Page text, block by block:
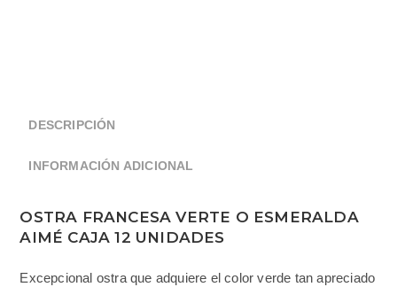
DESCRIPCIÓN
INFORMACIÓN ADICIONAL
OSTRA FRANCESA VERTE O ESMERALDA
AIMÉ CAJA 12 UNIDADES
Excepcional ostra que adquiere el color verde tan apreciado